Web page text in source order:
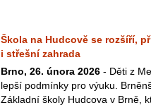
Škola na Hudcově se rozšíří,
i střešní zahrada
Brno, 26. února 2026 - Děti z
lepší podmínky pro výuku.
Základní školy Hudcova v Brně,